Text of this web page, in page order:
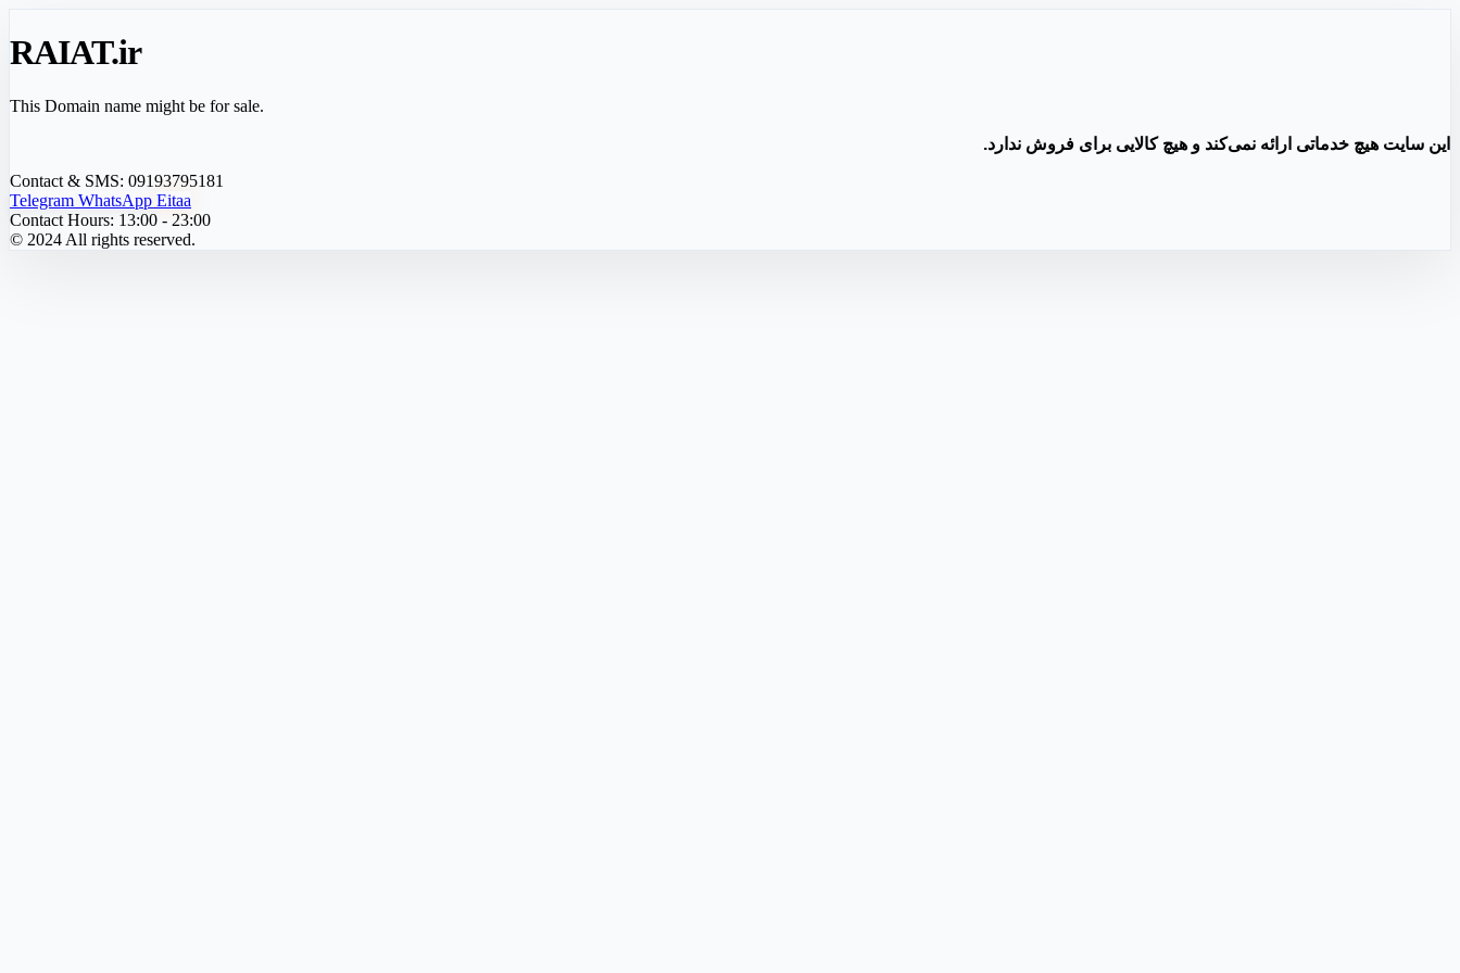
RAIAT.ir
This Domain name might be for sale.
این سایت هیچ خدماتی ارائه نمی‌کند و هیچ کالایی برای فروش ندارد.
Contact & SMS: 09193795181
Telegram WhatsApp Eitaa
Contact Hours: 13:00 - 23:00
© 2024 All rights reserved.